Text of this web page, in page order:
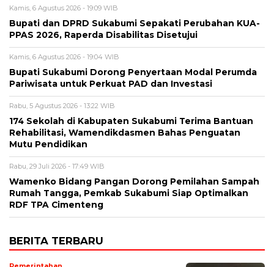
Kamis, 6 Agustus 2026 - 19:09 WIB
Bupati dan DPRD Sukabumi Sepakati Perubahan KUA-
PPAS 2026, Raperda Disabilitas Disetujui
Kamis, 6 Agustus 2026 - 19:04 WIB
Bupati Sukabumi Dorong Penyertaan Modal Perumda
Pariwisata untuk Perkuat PAD dan Investasi
Rabu, 5 Agustus 2026 - 13:22 WIB
174 Sekolah di Kabupaten Sukabumi Terima Bantuan
Rehabilitasi, Wamendikdasmen Bahas Penguatan
Mutu Pendidikan
Rabu, 29 Juli 2026 - 17:49 WIB
Wamenko Bidang Pangan Dorong Pemilahan Sampah
Rumah Tangga, Pemkab Sukabumi Siap Optimalkan
RDF TPA Cimenteng
BERITA TERBARU